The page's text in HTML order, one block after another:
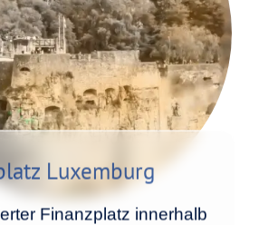
Luxemburg
Finanzplatz innerhalb